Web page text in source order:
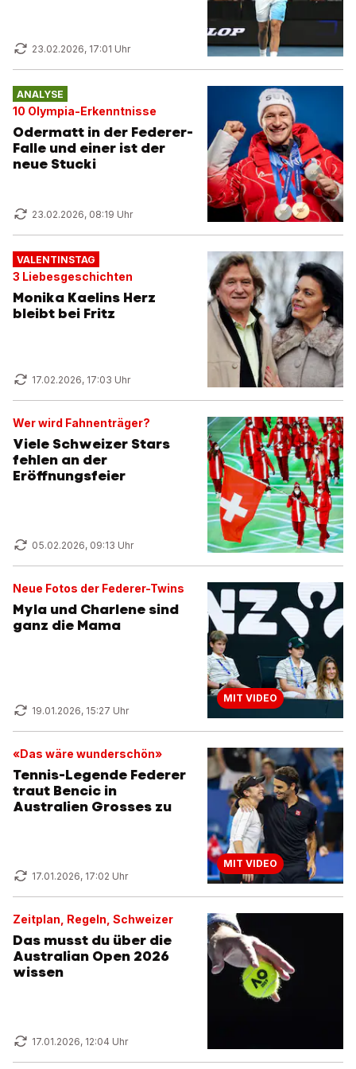
23.02.2026, 17:01 Uhr
ANALYSE
10 Olympia-Erkenntnisse
Odermatt in der Federer-
Falle und einer ist der
neue Stucki
23.02.2026, 08:19 Uhr
VALENTINSTAG
3 Liebesgeschichten
Monika Kaelins Herz
bleibt bei Fritz
17.02.2026, 17:03 Uhr
Wer wird Fahnenträger?
Viele Schweizer Stars
fehlen an der
Eröffnungsfeier
05.02.2026, 09:13 Uhr
Neue Fotos der Federer-Twins
Myla und Charlene sind
ganz die Mama
19.01.2026, 15:27 Uhr
MIT VIDEO
«Das wäre wunderschön»
Tennis-Legende Federer
traut Bencic in
Australien Grosses zu
17.01.2026, 17:02 Uhr
MIT VIDEO
Zeitplan, Regeln, Schweizer
Das musst du über die
Australian Open 2026
wissen
17.01.2026, 12:04 Uhr